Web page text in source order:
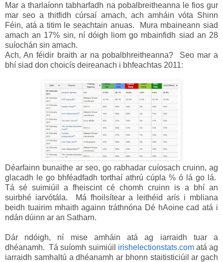
Mar a tharlaíonn tabharfadh na pobalbreitheanna le fios gur
mar seo a thitfidh cúrsaí amach, ach amháin vóta Shinn
Féin, atá a titim le seachtain anuas. Mura mbaineann siad
amach an 17% sin, ní dóigh liom go mbainfidh siad an 28
suíochán sin amach.
Ach, An féidir braith ar na pobalbhreitheanna? Seo mar a
bhí siad don choicís deireanach i bhfeachtas 2011:
Déarfainn bunaithe ar seo, go rabhadar cuíosach cruinn, ag
glacadh le go bhféadfadh torthaí athrú cúpla % ó lá go lá.
Tá sé suimiúil a fheiscint cé chomh cruinn is a bhí an
suirbhé iarvótála. Má fhoilsítear a leithéid arís i mbliana
beidh tuairim mhaith againn tráthnóna Dé hAoine cad atá i
ndán dúinn ar an Satharn.
Dár ndóigh, ní mise amháin atá ag iarraidh tuar a
dhéanamh. Tá suíomh suimiúil irishelectionstats.comatá ag
iarraidh samhaltú a dhéanamh ar bhonn staitisticiúil ar gach